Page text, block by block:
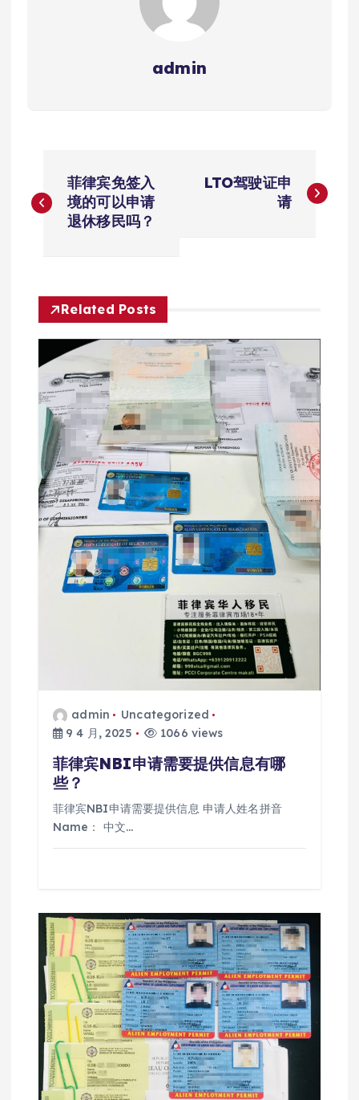
admin
章
航
菲律宾免签入
境的可以申请
退休移民吗？
LTO驾驶证申
请
Related Posts
admin
Uncategorized
9 4 月, 2025
1066 views
菲律宾NBI申请需要提供信息有哪
些？
菲律宾NBI申请需要提供信息 申请人姓名拼音
Name： 中文…